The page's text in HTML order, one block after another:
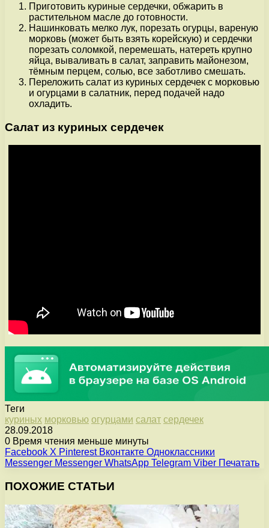
Приготовить куриные сердечки, обжарить в
растительном масле до готовности.
Нашинковать мелко лук, порезать огурцы, вареную
морковь (может быть взять корейскую) и сердечки
порезать соломкой, перемешать, натереть крупно
яйца, вываливать в салат, заправить майонезом,
тёмным перцем, солью, все заботливо смешать.
Переложить салат из куриных сердечек с морковью
и огурцами в салатник, перед подачей надо
охладить.
Салат из куриных сердечек
Теги
куриных морковью огурцами салат сердечек
28.09.2018
0 Время чтения меньше минуты
Facebook X Pinterest Вконтакте Одноклассники
Messenger Messenger WhatsApp Telegram Viber Печатать
ПОХОЖИЕ СТАТЬИ